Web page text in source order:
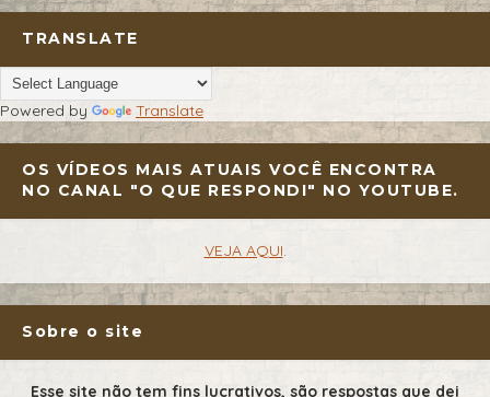
TRANSLATE
Powered by Translate
OS VÍDEOS MAIS ATUAIS VOCÊ ENCONTRA
NO CANAL "O QUE RESPONDI" NO YOUTUBE.
VEJA AQUI.
Sobre o site
Esse site não tem fins lucrativos, são respostas que dei